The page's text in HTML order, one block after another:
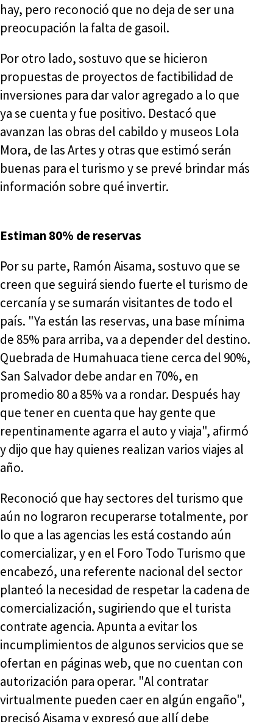
hay, pero reconoció que no deja de ser una
preocupación la falta de gasoil.
Por otro lado, sostuvo que se hicieron
propuestas de proyectos de factibilidad de
inversiones para dar valor agregado a lo que
ya se cuenta y fue positivo. Destacó que
avanzan las obras del cabildo y museos Lola
Mora, de las Artes y otras que estimó serán
buenas para el turismo y se prevé brindar más
información sobre qué invertir.
Estiman 80% de reservas
Por su parte, Ramón Aisama, sostuvo que se
creen que seguirá siendo fuerte el turismo de
cercanía y se sumarán visitantes de todo el
país. "Ya están las reservas, una base mínima
de 85% para arriba, va a depender del destino.
Quebrada de Humahuaca tiene cerca del 90%,
San Salvador debe andar en 70%, en
promedio 80 a 85% va a rondar. Después hay
que tener en cuenta que hay gente que
repentinamente agarra el auto y viaja", afirmó
y dijo que hay quienes realizan varios viajes al
año.
Reconoció que hay sectores del turismo que
aún no lograron recuperarse totalmente, por
lo que a las agencias les está costando aún
comercializar, y en el Foro Todo Turismo que
encabezó, una referente nacional del sector
planteó la necesidad de respetar la cadena de
comercialización, sugiriendo que el turista
contrate agencia. Apunta a evitar los
incumplimientos de algunos servicios que se
ofertan en páginas web, que no cuentan con
autorización para operar. "Al contratar
virtualmente pueden caer en algún engaño",
precisó Aisama y expresó que allí debe